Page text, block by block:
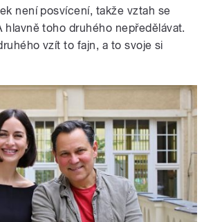
není posvícení, takže vztah se
hlavně toho druhého nepředělávat.
vzít to fajn, a to svoje si